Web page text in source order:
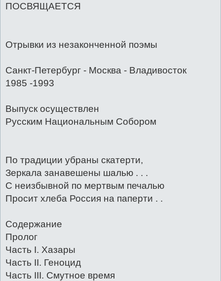
ПОСВЯЩАЕТСЯ
Отрывки из незаконченной поэмы
Санкт-Петербург - Москва - Владивосток
1985 -1993
Выпуск осуществлен
Русским Национальным Собором
По традиции убраны скатерти,
Зеркала занавешены шалью . . .
С неизбывной по мертвым печалью
Просит хлеба Россия на паперти . .
Содержание
Пролог
Часть I. Хазары
Часть II. Геноцид
Часть III. Смутное время